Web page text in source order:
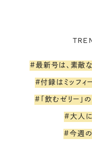
#最新号は、素敵な
#付録はミッフィ
#「飲むゼリー」
#大人に
#今週